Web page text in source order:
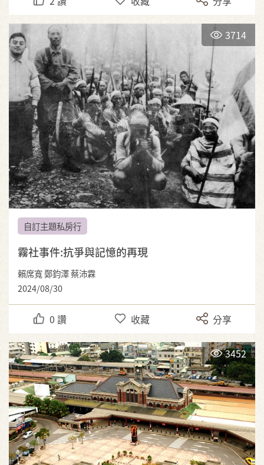
3714
自訂主題私房行
霧社事件:抗爭與記憶的再現
賴席寬 鄭鈞澤 蔡沛霖
2024/08/30
0 讚 收藏 分享
3452